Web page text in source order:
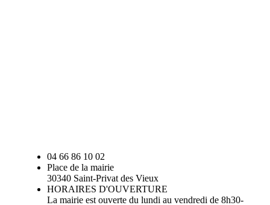
04 66 86 10 02
Place de la mairie
30340 Saint-Privat des Vieux
HORAIRES D'OUVERTURE
La mairie est ouverte du lundi au vendredi de 8h30-